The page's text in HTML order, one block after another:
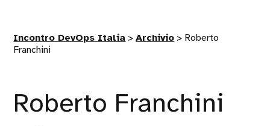
Incontro DevOps Italia >Archivio > Roberto
Franchini
Roberto Franchini